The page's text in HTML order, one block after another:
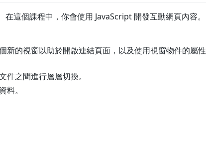
這個課程中，你會使用 JavaScript 開發互動網頁內容。
新的視窗以助於開啟連結頁面，以及使用視窗物件的屬性
之間進行層層切換。
。